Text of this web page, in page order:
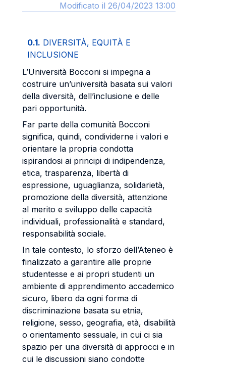
Modificato il 26/04/2023 13:00
0.1. DIVERSITÀ, EQUITÀ E
INCLUSIONE
L’Università Bocconi si impegna a
costruire un’università basata sui valori
della diversità, dell’inclusione e delle
pari opportunità.
Far parte della comunità Bocconi
significa, quindi, condividerne i valori e
orientare la propria condotta
ispirandosi ai principi di indipendenza,
etica, trasparenza, libertà di
espressione, uguaglianza, solidarietà,
promozione della diversità, attenzione
al merito e sviluppo delle capacità
individuali, professionalità e standard,
responsabilità sociale.
In tale contesto, lo sforzo dell’Ateneo è
finalizzato a garantire alle proprie
studentesse e ai propri studenti un
ambiente di apprendimento accademico
sicuro, libero da ogni forma di
discriminazione basata su etnia,
religione, sesso, geografia, età, disabilità
o orientamento sessuale, in cui ci sia
spazio per una diversità di approcci e in
cui le discussioni siano condotte